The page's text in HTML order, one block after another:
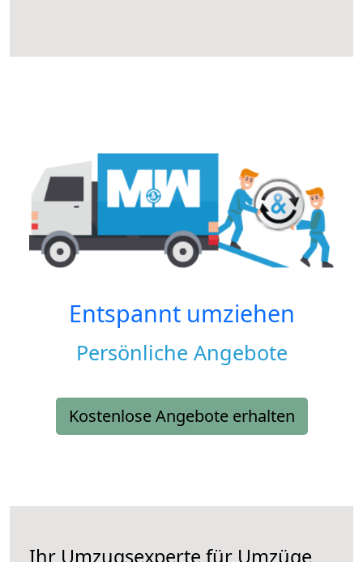
Entspannt umziehen
Persönliche Angebote
Kostenlose Angebote erhalten
Ihr Umzugsexperte für Umzüge